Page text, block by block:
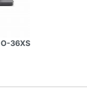
36XS